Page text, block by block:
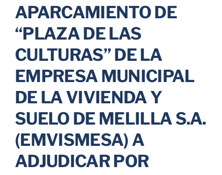
APARCAMIENTO DE
“PLAZA DE LAS
CULTURAS” DE LA
EMPRESA MUNICIPAL
DE LA VIVIENDA Y
SUELO DE MELILLA S.A.
(EMVISMESA) A
ADJUDICAR POR